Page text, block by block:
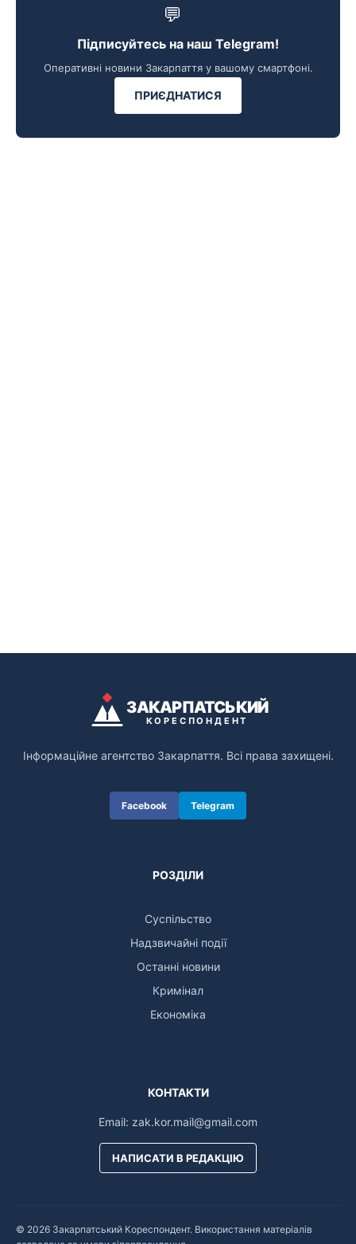
💬
Підписуйтесь на наш Telegram!
Оперативні новини Закарпаття у вашому смартфоні.
ПРИЄДНАТИСЯ
ЗАКАРПАТСЬКИЙ
КОРЕСПОНДЕНТ
Інформаційне агентство Закарпаття. Всі права захищені.
Facebook Telegram
РОЗДІЛИ
Суспільство
Надзвичайні події
Останні новини
Кримінал
Економіка
КОНТАКТИ
Email: zak.kor.mail@gmail.com
НАПИСАТИ В РЕДАКЦІЮ
© 2026 Закарпатський Кореспондент. Використання матеріалів